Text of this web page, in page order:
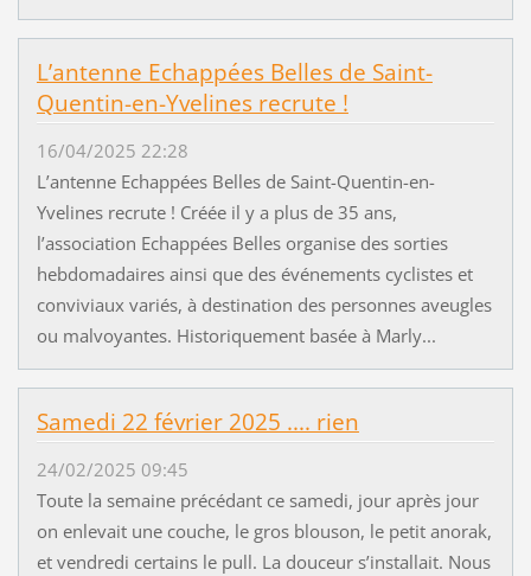
L’antenne Echappées Belles de Saint-
Quentin-en-Yvelines recrute !
16/04/2025 22:28
L’antenne Echappées Belles de Saint-Quentin-en-
Yvelines recrute ! Créée il y a plus de 35 ans,
l’association Echappées Belles organise des sorties
hebdomadaires ainsi que des événements cyclistes et
conviviaux variés, à destination des personnes aveugles
ou malvoyantes. Historiquement basée à Marly...
Samedi 22 février 2025 .... rien
24/02/2025 09:45
Toute la semaine précédant ce samedi, jour après jour
on enlevait une couche, le gros blouson, le petit anorak,
et vendredi certains le pull. La douceur s’installait. Nous